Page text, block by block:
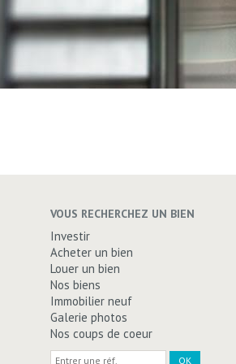
VOUS RECHERCHEZ UN BIEN
Investir
Acheter un bien
Louer un bien
Nos biens
Immobilier neuf
Galerie photos
Nos coups de coeur